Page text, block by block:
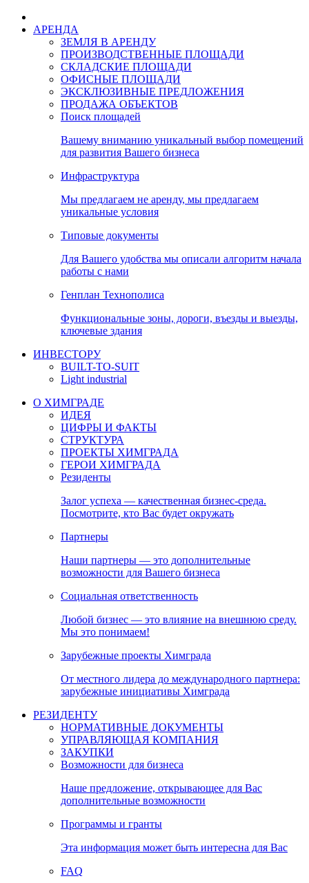
АРЕНДА
ЗЕМЛЯ В АРЕНДУ
ПРОИЗВОДСТВЕННЫЕ ПЛОЩАДИ
СКЛАДСКИЕ ПЛОЩАДИ
ОФИСНЫЕ ПЛОЩАДИ
ЭКСКЛЮЗИВНЫЕ ПРЕДЛОЖЕНИЯ
ПРОДАЖА ОБЪЕКТОВ
Поиск площадей
Вашему вниманию уникальный выбор помещений
для развития Вашего бизнеса
Инфраструктура
Мы предлагаем не аренду, мы предлагаем
уникальные условия
Типовые документы
Для Вашего удобства мы описали алгоритм начала
работы с нами
Генплан Технополиса
Функциональные зоны, дороги, въезды и выезды,
ключевые здания
ИНВЕСТОРУ
BUILT-TO-SUIT
Light industrial
О ХИМГРАДЕ
ИДЕЯ
ЦИФРЫ И ФАКТЫ
СТРУКТУРА
ПРОЕКТЫ ХИМГРАДА
ГЕРОИ ХИМГРАДА
Резиденты
Залог успеха — качественная бизнес-среда.
Посмотрите, кто Вас будет окружать
Партнеры
Наши партнеры — это дополнительные
возможности для Вашего бизнеса
Социальная ответственность
Любой бизнес — это влияние на внешнюю среду.
Мы это понимаем!
Зарубежные проекты Химграда
От местного лидера до международного партнера:
зарубежные инициативы Химграда
РЕЗИДЕНТУ
НОРМАТИВНЫЕ ДОКУМЕНТЫ
УПРАВЛЯЮЩАЯ КОМПАНИЯ
ЗАКУПКИ
Возможности для бизнеса
Наше предложение, открывающее для Вас
дополнительные возможности
Программы и гранты
Эта информация может быть интересна для Вас
FAQ